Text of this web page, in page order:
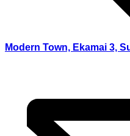
Modern Town, Ekamai 3,